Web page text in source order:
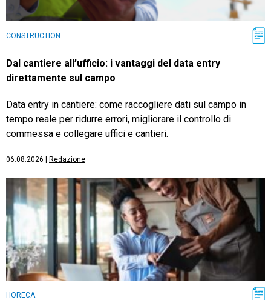
CONSTRUCTION
Dal cantiere all’ufficio: i vantaggi del data entry
direttamente sul campo
Data entry in cantiere: come raccogliere dati sul campo in
tempo reale per ridurre errori, migliorare il controllo di
commessa e collegare uffici e cantieri.
06.08.2026 Redazione
HORECA